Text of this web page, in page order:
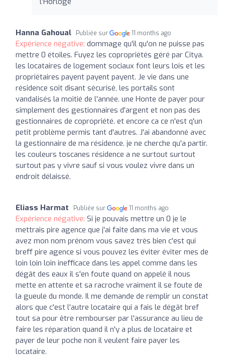
Hanna Gahoual Publiée sur 11 months ago
Expérience négative: dommage qu'il qu'on ne puisse pas
mettre 0 étoiles. Fuyez les copropriétés géré par Citya.
les locataires de logement sociaux font leurs lois et les
propriétaires payent payent payent. Je vie dans une
résidence soit disant sécurisé, les portails sont
vandalisés la moitié de l'année. une Honte de payer pour
simplement des gestionnaires d'argent et non pas des
gestionnaires de copropriété. et encore ca ce n'est q'un
petit problème permis tant d'autres. J'ai abandonné avec
la gestionnaire de ma résidence. je ne cherche qu'a partir.
les couleurs toscanes résidence a ne surtout surtout
surtout pas y vivre sauf si vous voulez vivre dans un
endroit délaissé.
Eliass Harmat Publiée sur 11 months ago
Expérience négative: Si je pouvais mettre un 0 je le
mettrais pire agence que j'ai faite dans ma vie et vous
avez mon nom prénom vous savez très bien c'est qui
breff pire agence si vous pouvez les éviter éviter mes de
loin loin loin inefficace dans les appel comme dans les
dégât des eaux il s'en foute quand on appelé il nous
mette en attente et sa racroche vraiment il se foute de
la gueule du monde. Il me demande de remplir un constat
alors que c'est l'autre locataire qui a fais le dégât bref
tout sa pour être rembourser par l'assurance au lieu de
faire les réparation quand il n'y a plus de locataire et
payer de leur poche non il veulent faire payer les
locataire.